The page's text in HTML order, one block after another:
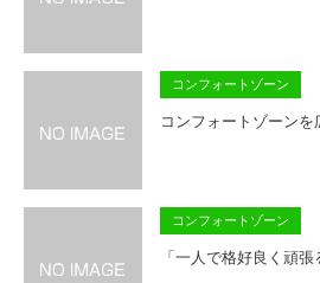
コンフォートゾーン
コンフォートゾーンを
コンフォートゾーン
「一人で格好良く頑